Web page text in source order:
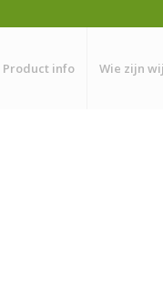
Product info Wie zijn wij